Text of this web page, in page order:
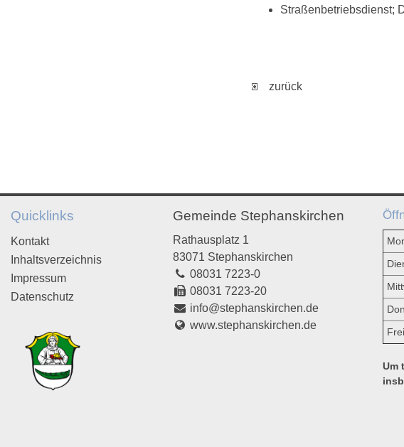
Straßenbetriebsdienst;
zurück
Quicklinks
Kontakt
Inhaltsverzeichnis
Impressum
Datenschutz
Gemeinde Stephanskirchen
Rathausplatz 1
83071 Stephanskirchen
08031 7223-0
08031 7223-20
info@stephanskirchen.de
www.stephanskirchen.de
Um